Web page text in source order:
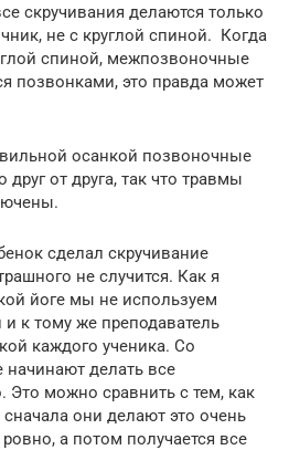
скручивания делаются только
не с круглой спиной. Когда
спиной, межпозвоночные
позвонками, это правда может
осанкой позвоночные
друг от друга, так что травмы
сделал скручивание
не случится. Как я
йоге мы не используем
к тому же преподаватель
каждого ученика. Со
делать все
Это можно сравнить с тем, как
они делают это очень
а потом получается все